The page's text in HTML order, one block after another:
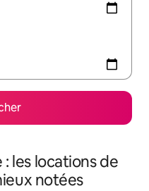
les locations de
notées